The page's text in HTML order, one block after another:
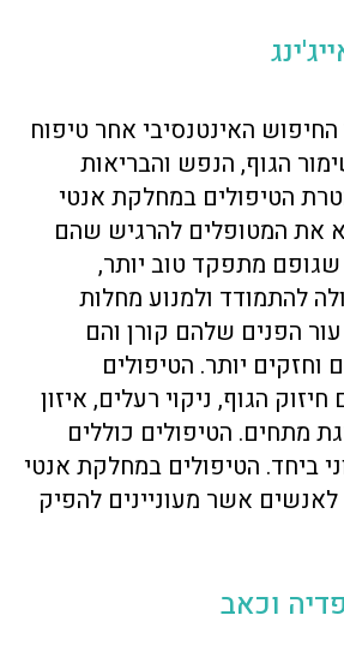
החיפוש האינטנסיבי אחר טיפוח
הגוף, הנפש והבריאות
הטיפולים במחלקת אנטי
את המטופלים להרגיש שהם
שגופם מתפקד טוב יותר,
להתמודד ולמנוע מחלות
הפנים שלהם קורן והם
וחזקים יותר. הטיפולים
הגוף, ניקוי רעלים, איזון
מתחים. הטיפולים כוללים
ביחד. הטיפולים במחלקת אנטי
לאנשים אשר מעוניינים להפיק
וכאב